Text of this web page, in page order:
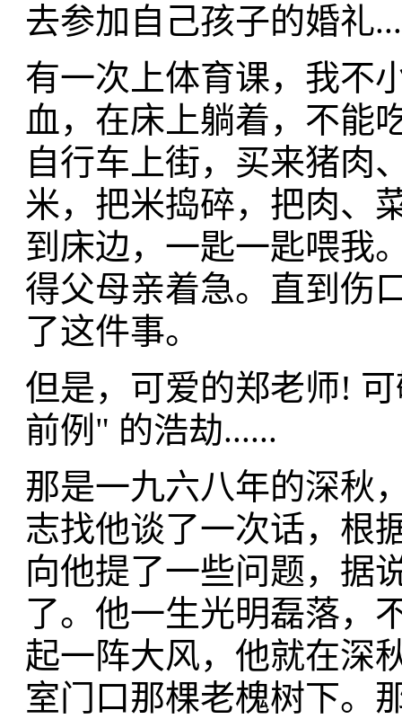
去参加自己孩子的婚礼
有一次上体育课，我不
血，在床上躺着，不能
自行车上街，买来猪肉
米，把米捣碎，把肉、
到床边，一匙一匙喂我
得父母亲着急。直到伤
了这件事。
但是，可爱的郑老师!
前例" 的浩劫......
那是一九六八年的深秋
志找他谈了一次话，根
向他提了一些问题，据
了。他一生光明磊落，
起一阵大风，他就在深
室门口那棵老槐树下。